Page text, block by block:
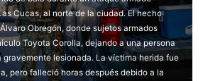
Cucas, al norte de la ciudad. El hecho
Obregón, donde sujetos armados
Toyota Corolla, dejando a una persona
gravemente lesionada. La víctima herida fue
pero falleció horas después debido a la